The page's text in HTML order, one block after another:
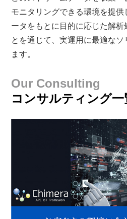
モニタリングできる環境を提
ータをもとに目的に応じた解析
とを通じて、実運用に最適な
ます。
Our Consulting
コンサルティング一